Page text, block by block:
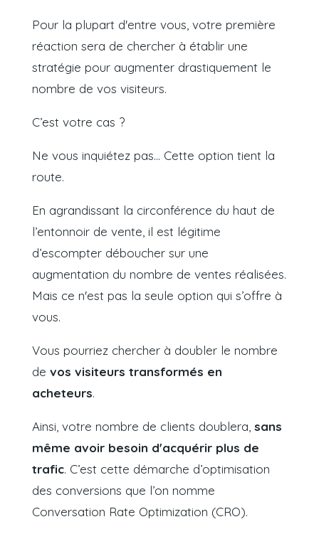
Pour la plupart d'entre vous, votre première
réaction sera de chercher à établir une
stratégie pour augmenter drastiquement le
nombre de vos visiteurs.
C’est votre cas ?
Ne vous inquiétez pas... Cette option tient la
route.
En agrandissant la circonférence du haut de
l’entonnoir de vente, il est légitime
d’escompter déboucher sur une
augmentation du nombre de ventes réalisées.
Mais ce n'est pas la seule option qui s’offre à
vous.
Vous pourriez chercher à doubler le nombre
de vos visiteurs transformés en
acheteurs.
Ainsi, votre nombre de clients doublera, sans
même avoir besoin d'acquérir plus de
trafic. C’est cette démarche d’optimisation
des conversions que l’on nomme
Conversation Rate Optimization (CRO).